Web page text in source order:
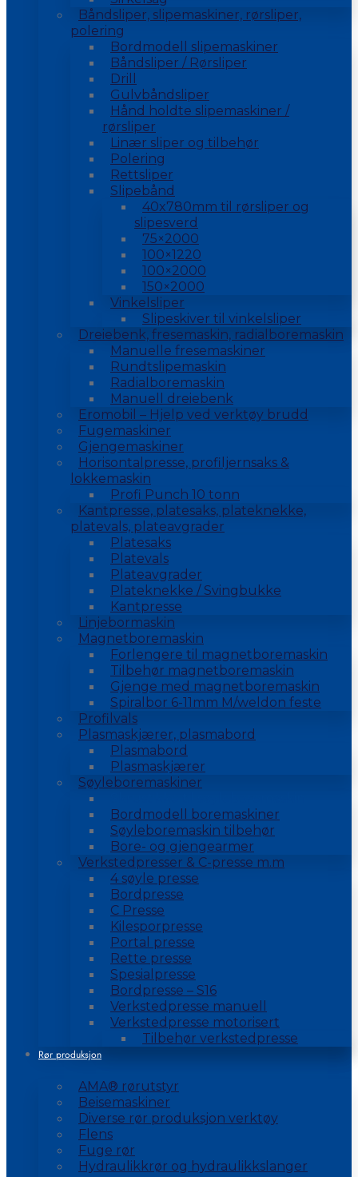
Båndsliper, slipemaskiner, rørsliper,
polering
Bordmodell slipemaskiner
Båndsliper / Rørsliper
Drill
Gulvbåndsliper
Hånd holdte slipemaskiner /
rørsliper
Linær sliper og tilbehør
Polering
Rettsliper
Slipebånd
40x780mm til rørsliper og
slipesverd
75×2000
100×1220
100×2000
150×2000
Vinkelsliper
Slipeskiver til vinkelsliper
Dreiebenk, fresemaskin, radialboremaskin
Manuelle fresemaskiner
Rundtslipemaskin
Radialboremaskin
Manuell dreiebenk
Eromobil – Hjelp ved verktøy brudd
Fugemaskiner
Gjengemaskiner
Horisontalpresse, profiljernsaks &
lokkemaskin
Profi Punch 10 tonn
Kantpresse, platesaks, plateknekke,
platevals, plateavgrader
Platesaks
Platevals
Plateavgrader
Plateknekke / Svingbukke
Kantpresse
Linjebormaskin
Magnetboremaskin
Forlengere til magnetboremaskin
Tilbehør magnetboremaskin
Gjenge med magnetboremaskin
Spiralbor 6-11mm M/weldon feste
Profilvals
Plasmaskjærer, plasmabord
Plasmabord
Plasmaskjærer
Søyleboremaskiner
Bordmodell boremaskiner
Søyleboremaskin tilbehør
Bore- og gjengearmer
Verkstedpresser & C-presse m.m
4 søyle presse
Bordpresse
C Presse
Kilesporpresse
Portal presse
Rette presse
Spesialpresse
Bordpresse – S16
Verkstedpresse manuell
Verkstedpresse motorisert
Tilbehør verkstedpresse
Rør produksjon
AMA® rørutstyr
Beisemaskiner
Diverse rør produksjon verktøy
Flens
Fuge rør
Hydraulikkrør og hydraulikkslanger